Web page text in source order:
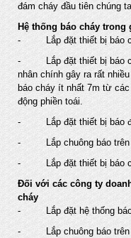
đám cháy đầu tiên chúng
Hệ thống báo cháy
- Lắp đặt thiết bị báo
- Lắp đặt thiết bị báo
nhân chính gây ra rất
báo cháy ít nhất 7m từ
động phiền toái.
- Lắp đặt thiết bị báo
- Lắp chuông báo trên
- Lắp đặt thiết bị báo
Đối với các công ty
cháy
- Lắp đặt hệ thống báo
- Lắp chuông báo trên